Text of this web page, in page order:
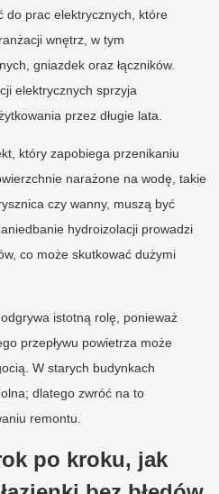
do prac elektrycznych, które
wnętrz, w tym
gniazdek oraz łączników.
elektrycznych sprzyja
przez długie lata.
który zapobiega przenikaniu
narażone na wodę, takie
czy wanny, muszą być
hydroizolacji prowadzi
co może skutkować dużymi
istotną rolę, ponieważ
przepływu powietrza może
W starych budynkach
dlatego zwróć na to
remontu.
po kroku, jak